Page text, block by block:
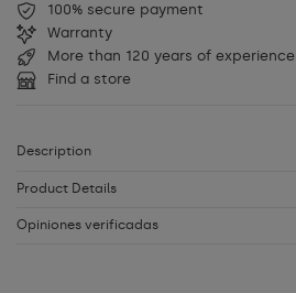
100% secure payment
Warranty
More than 120 years of experience
Find a store
Description
Product Details
Opiniones verificadas